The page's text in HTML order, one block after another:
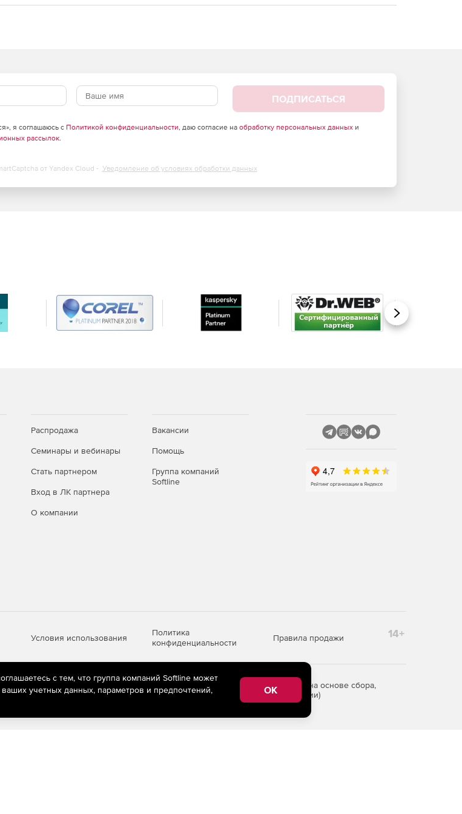
ПОДПИСАТЬСЯ
я соглашаюсь с Политикой конфиденциальности, даю согласие на обработку персональных данныхи
рассылок.
от Yandex Cloud - Уведомление об условиях обработки данных
Вперед
Распродажа
Семинары и вебинары
Стать партнером
Вход в ЛК партнера
О компании
Вакансии
Помощь
Группа компаний
Softline
Условия использования
Политика
конфиденциальности
Правила продажи 14+
технологии
(информационные технологии предоставления информации на основе сбора,
сети «Интернет», находящихся на территории Российской Федерации)
с тем, что группа компаний Softline может
учетных данных, параметров и предпочтений,
OK